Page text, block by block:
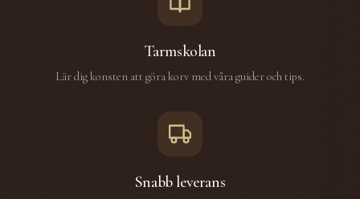
Tarmskolan
Lär dig konsten att göra korv med våra guider och tips.
Snabb leverans